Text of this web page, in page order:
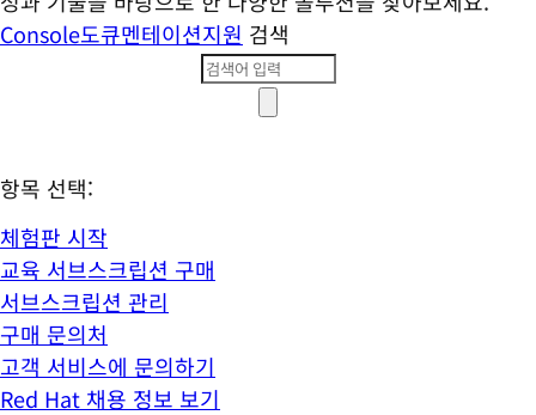
Console도큐멘테이션지원 검색
항목 선택:
체험판 시작
교육 서브스크립션 구매
서브스크립션 관리
구매 문의처
고객 서비스에 문의하기
Red Hat 채용 정보 보기